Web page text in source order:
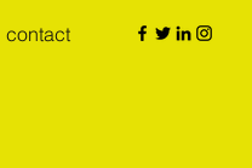
contact